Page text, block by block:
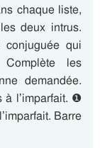
chaque liste,
deux intrus.
qui
les
demandée.
à l’imparfait. ❶
Barre